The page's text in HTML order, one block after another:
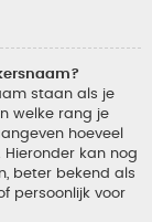
staan als je
welke rang je
hoeveel
kan nog
beter bekend als
persoonlijk voor